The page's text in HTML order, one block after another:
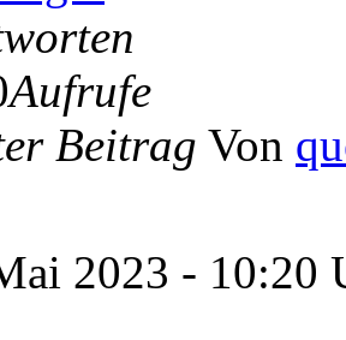
Aufrufe
Beitrag Von
2023 - 10:20